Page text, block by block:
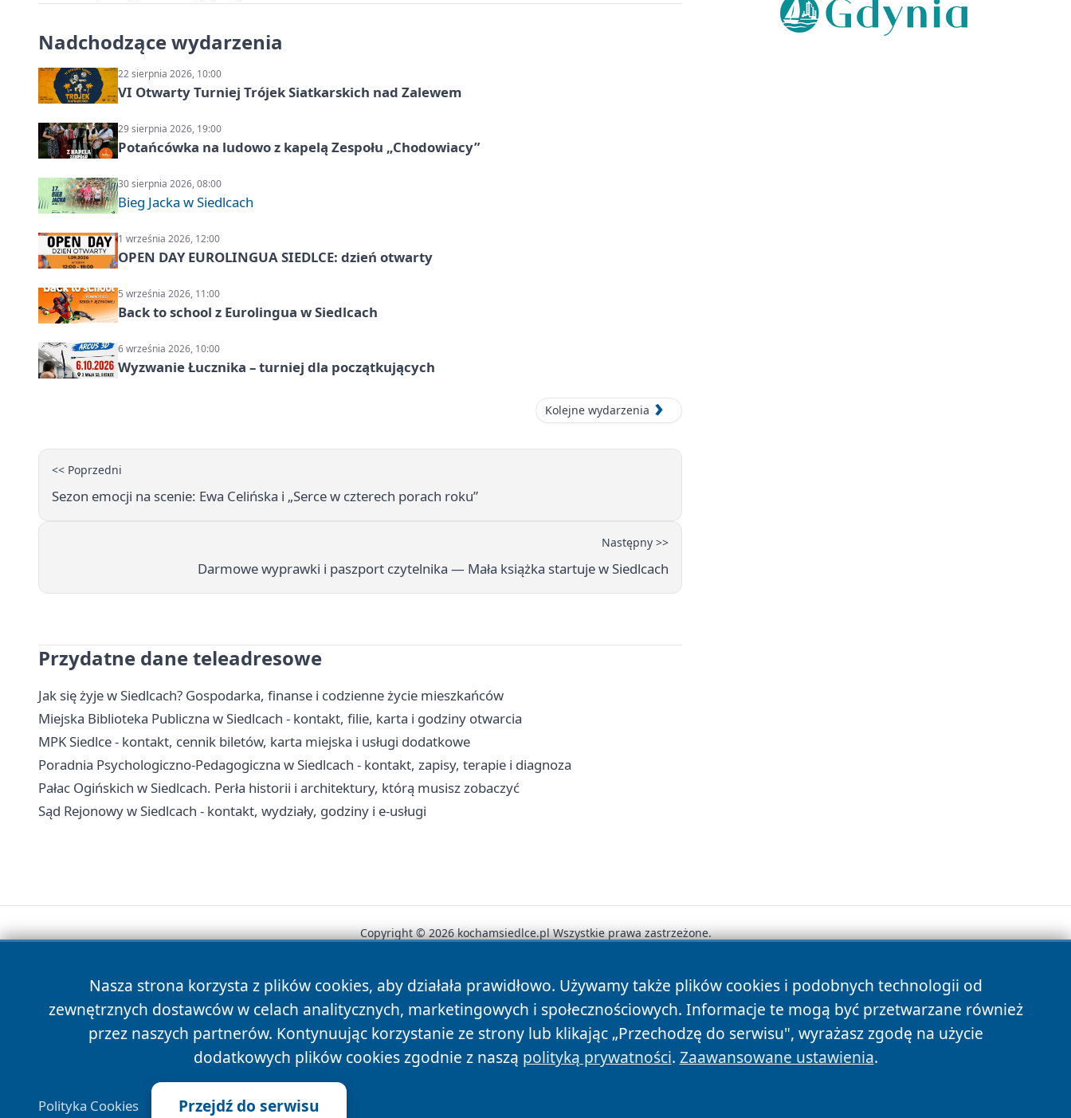
Nadchodzące wydarzenia
22 sierpnia 2026, 10:00
VI Otwarty Turniej Trójek Siatkarskich nad Zalewem
29 sierpnia 2026, 19:00
Potańcówka na ludowo z kapelą Zespołu „Chodowiacy”
30 sierpnia 2026, 08:00
Bieg Jacka w Siedlcach
1 września 2026, 12:00
OPEN DAY EUROLINGUA SIEDLCE: dzień otwarty
5 września 2026, 11:00
Back to school z Eurolingua w Siedlcach
6 września 2026, 10:00
Wyzwanie Łucznika – turniej dla początkujących
Kolejne wydarzenia
<< Poprzedni
Sezon emocji na scenie: Ewa Celińska i „Serce w czterech porach roku”
Następny >>
Darmowe wyprawki i paszport czytelnika — Mała książka startuje w Siedlcach
Przydatne dane teleadresowe
Jak się żyje w Siedlcach? Gospodarka, finanse i codzienne życie mieszkańców
Miejska Biblioteka Publiczna w Siedlcach - kontakt, filie, karta i godziny otwarcia
MPK Siedlce - kontakt, cennik biletów, karta miejska i usługi dodatkowe
Poradnia Psychologiczno-Pedagogiczna w Siedlcach - kontakt, zapisy, terapie i diagnoza
Pałac Ogińskich w Siedlcach. Perła historii i architektury, którą musisz zobaczyć
Sąd Rejonowy w Siedlcach - kontakt, wydziały, godziny i e-usługi
Nasza strona korzysta z plików cookies, aby działała prawidłowo. Używamy także plików cookies i podobnych technologii od
zewnętrznych dostawców w celach analitycznych, marketingowych i społecznościowych. Informacje te mogą być przetwarzane również
przez naszych partnerów. Kontynuując korzystanie ze strony lub klikając „Przechodzę do serwisu", wyrażasz zgodę na użycie
dodatkowych plików cookies zgodnie z naszą polityką prywatności. Zaawansowane ustawienia.
Polityka Cookies Przejdź do serwisu
Copyright © 2026 kochamsiedlce.pl Wszystkie prawa zastrzeżone.
News Autorzy Polityka Prywatności Polityka Cookies